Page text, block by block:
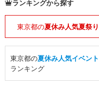
ランキングから探す
東京都の夏休み人気夏祭り
東京都の夏休み人気イベント
ランキング